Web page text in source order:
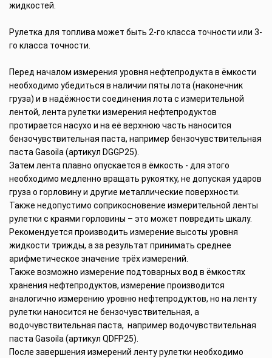
жидкостей.
Рулетка для топлива может быть 2-го класса точности или 3-
го класса точности.
Перед началом измерения уровня нефтепродукта в ёмкости
необходимо убедиться в наличии пяты лота (наконечник
груза) и в надёжности соединения лота с измерительной
лентой, лента рулетки измерения нефтепродуктов
протирается насухо и на её верхнюю часть наносится
бензочувствительная паста, например бензочувствительная
паста Gasoila (артикул DGGP25).
Затем лента плавно опускается в ёмкость - для этого
необходимо медленно вращать рукоятку, не допуская ударов
груза о горловину и другие металлические поверхности.
Также недопустимо соприкосновение измерительной ленты
рулетки с краями горловины – это может повредить шкалу.
Рекомендуется производить измерение высоты уровня
жидкости трижды, а за результат принимать среднее
арифметическое значение трёх измерений.
Также возможно измерение подтоварных вод в ёмкостях
хранения нефтепродуктов, измерение производится
аналогично измерению уровню нефтепродуктов, но на ленту
рулетки наносится не бензочувствительная, а
водочувствительная паста, например водочувствительная
паста Gasoila (артикул QDFP25).
После завершения измерений ленту рулетки необходимо